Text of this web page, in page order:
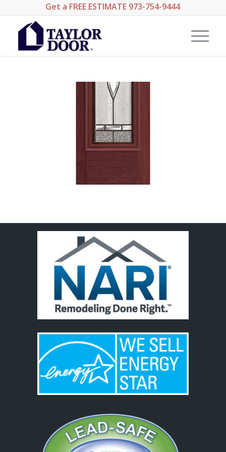
Get a FREE ESTIMATE 973-754-9444